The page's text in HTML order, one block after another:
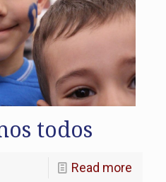
todos
Read more